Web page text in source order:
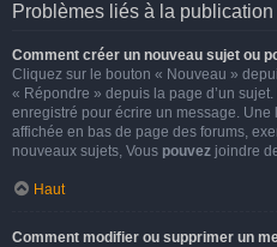
Problèmes liés à la
Comment créer un nouveau sujet ou
Cliquez sur le bouton « Nouveau »
« Répondre » depuis la page d’un
enregistré pour écrire un message.
affichée en bas de page des forums,
nouveaux sujets, Vous pouvez joindre
Haut
Comment modifier ou supprimer un